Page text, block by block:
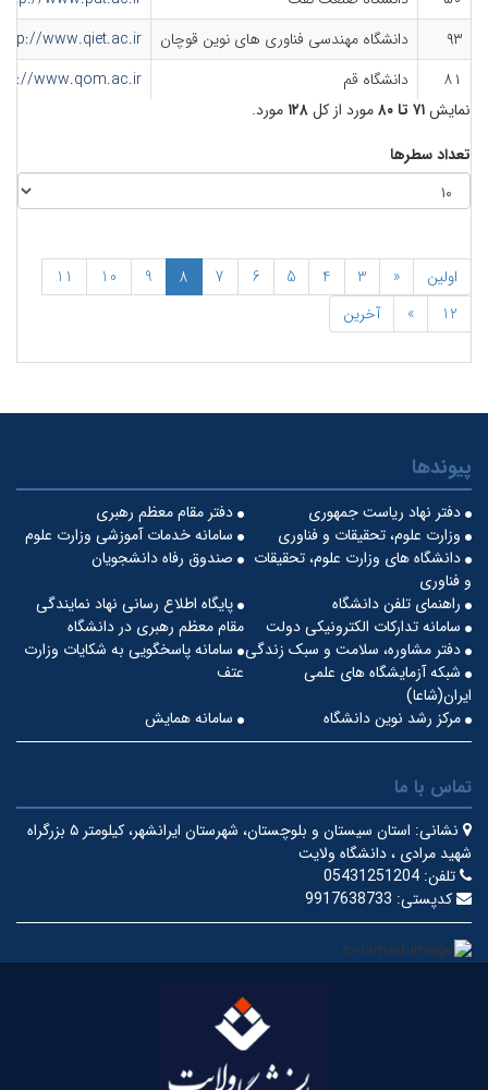
۹۳
دانشگاه مهندسی فناوری های نوین قوچان
http://www.qiet.ac.ir
۸۱
دانشگاه قم
www.qom.ac.ir
نمایش۷۱ تا ۸۰ مورد از کل۱۲۸ مورد.
تعداد سطرها
اولین «
3
4
5
6
7
8
9
10
11
12
» آخرین
پیوندها
دفتر مقام معظم رهبری
دفتر نهاد ریاست جمهوری
سامانه خدمات آموزشی وزارت علوم
وزارت علوم، تحقیقات و فناوری
صندوق رفاه دانشجویان
دانشگاه های وزارت علوم، تحقیقات
و فناوری
پایگاه اطلاع رسانی نهاد نمایندگی
مقام معظم رهبری در دانشگاه
راهنمای تلفن دانشگاه
سامانه تدارکات الکترونیکی دولت
سامانه پاسخگویی به شکایات وزارت
عتف
دفتر مشاوره، سلامت و سبک زندگی
شبکه آزمایشگاه های علمی
ایران(شاعا)
سامانه همایش
مرکز رشد نوین دانشگاه
تماس با ما
نشانی:
استان سیستان و بلوچستان، شهرستان ایرانشهر، کیلومتر ۵ بزرگراه
شهید مرادی ، دانشگاه ولایت
تلفن: 05431251204
کدپستی: 9917638733